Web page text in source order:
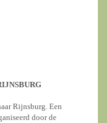
Rijnsburg. Een
door de